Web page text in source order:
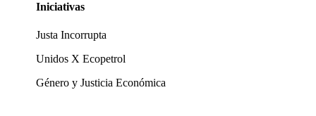
Iniciativas
Justa Incorrupta
Unidos X Ecopetrol
Género y Justicia Económica